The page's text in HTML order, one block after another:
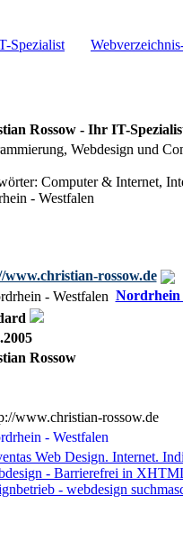
Rossow - Ihr IT-
Webdesign und
Computer & Internet,
- Westfalen
www.christian-rossow.de
Nordrhein
Rossow
Web Design. Internet.
- Barrierefrei in
- webdesign